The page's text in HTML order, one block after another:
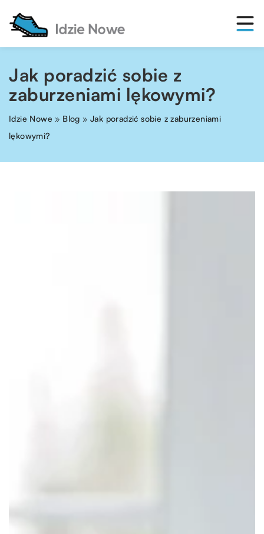
Jak poradzić sobie z
zaburzeniami lękowymi?
Idzie Nowe » Blog »Jak poradzić sobie z zaburzeniami
lękowymi?